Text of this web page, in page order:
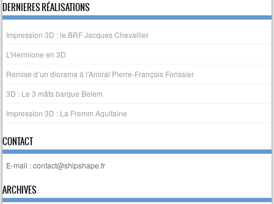
DERNIERES RÉALISATIONS
Impression 3D : le BRF Jacques Chevallier
L’Hermione en 3D
Remise d’un diorama à l’Amiral Pierre-François Forissier
3D : Le 3 mâts barque Belem
Impression 3D : La Fremm Aquitaine
CONTACT
E-mail : contact@shipshape.fr
ARCHIVES